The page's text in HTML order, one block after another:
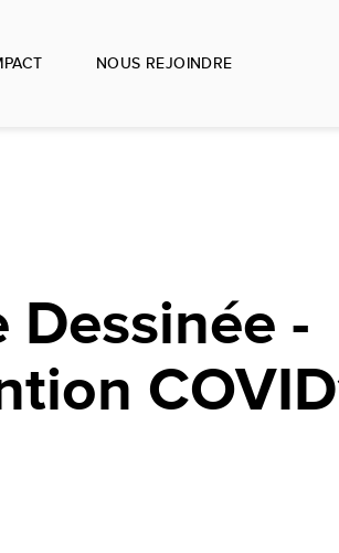
NOUS REJOINDRE
Dessinée -